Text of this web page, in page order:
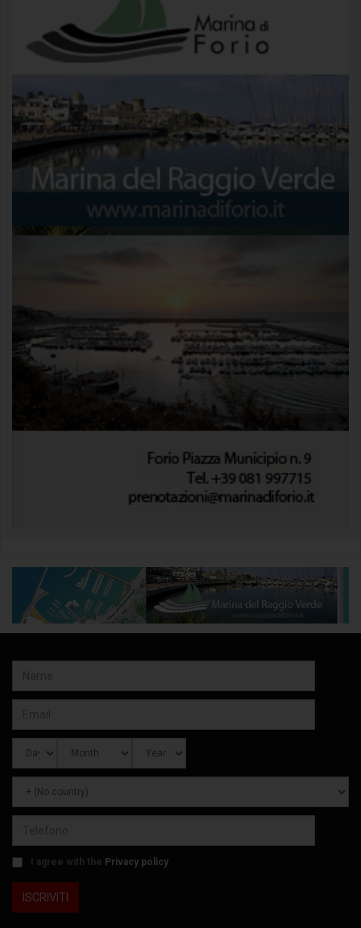
I agree with the Privacy policy